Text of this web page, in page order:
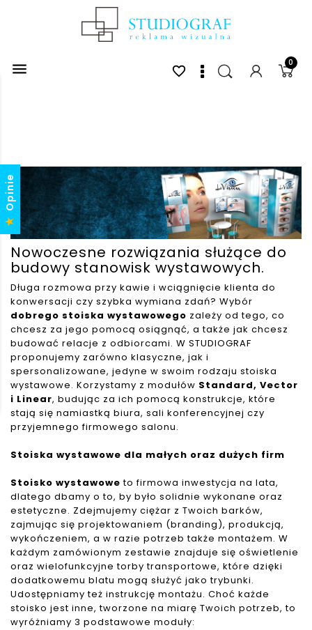
 0
favorite_border
Nowoczesne rozwiązania służące do
budowy stanowisk wystawowych.
Długa rozmowa przy kawie i wciągnięcie klienta do
konwersacji czy szybka wymiana zdań? Wybór
dobrego stoiska wystawowego zależy od tego, co
chcesz za jego pomocą osiągnąć, a także jak chcesz
budować relacje z odbiorcami. W STUDIOGRAF
proponujemy zarówno klasyczne, jak i
spersonalizowane, jedyne w swoim rodzaju stoiska
wystawowe. Korzystamy z modułów Standard, Vector
i Linear, budując za ich pomocą konstrukcje, które
stają się namiastką biura, sali konferencyjnej czy
przyjemnego firmowego salonu.
Stoiska wystawowe dla małych oraz dużych firm
Stoisko wystawowe to firmowa inwestycja na lata,
dlatego dbamy o to, by było solidnie wykonane oraz
estetyczne. Zdejmujemy ciężar z Twoich barków,
zajmując się projektowaniem (branding), produkcją,
wykończeniem, a w razie potrzeb także montażem. W
każdym zamówionym zestawie znajduje się oświetlenie
oraz wielofunkcyjne torby transportowe, które dzięki
dodatkowemu blatu mogą służyć jako trybunki.
Udostępniamy też instrukcję montażu. Choć każde
stoisko jest inne, tworzone na miarę Twoich potrzeb, to
wyróżniamy 3 podstawowe moduły:
Opinie